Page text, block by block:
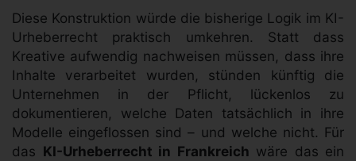
Diese Konstruktion würde die bisherige Logik im KI-
Urheberrecht praktisch umkehren. Statt dass
Kreative aufwendig nachweisen müssen, dass ihre
Inhalte verarbeitet wurden, stünden künftig die
Unternehmen in der Pflicht, lückenlos zu
dokumentieren, welche Daten tatsächlich in ihre
Modelle eingeflossen sind – und welche nicht. Für
das KI-Urheberrecht in Frankreich wäre das ein